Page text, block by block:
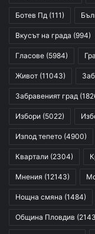
Ботев Пд (111)
Вкусът на града (994)
Гласове (5984)
Живот (11043)
Забравеният град
Избори (5022)
Изпод тепето (4900)
Квартали (2304)
Мнения (12143)
Нощна смяна (1484)
Община Пловдив